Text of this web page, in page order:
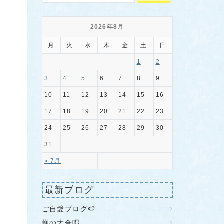
2026年8月
月 火 水 木 金 土 日
« 7月
1 2
3 4 5 6 7 8 9
10 11 12 13 14 15 16
17 18 19 20 21 22 23
24 25 26 27 28 29 30
31
最新ブログ
ご自愛ブログ🍉